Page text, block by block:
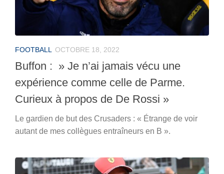
FOOTBALL OCTOBRE 18, 2022
Buffon : » Je n’ai jamais vécu une
expérience comme celle de Parme.
Curieux à propos de De Rossi »
Le gardien de but des Crusaders : « Étrange de voir
autant de mes collègues entraîneurs en B ».